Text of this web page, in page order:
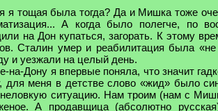
я тощая была тогда? Да и Мишка тоже
А когда было полегче, по
на Дон купаться, загорать. К этому
Сталин умер и реабилитация была
и уезжали на целый день.
Дону я впервые поняла, что значит
для меня в детстве слово «жид» было
ситуацию. Нам троим (нам с
А продавщица (абсолютно